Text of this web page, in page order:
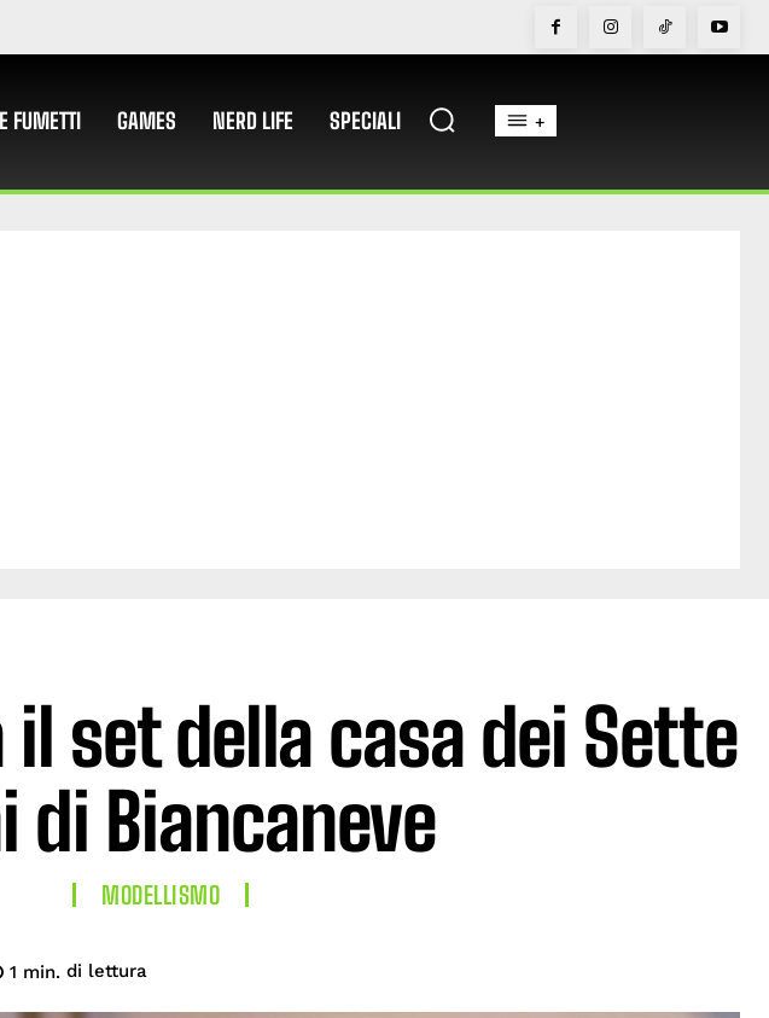
FUMETTI GAMES NERD LIFE SPECIALI +
il set della casa dei Sette
di Biancaneve
MODELLISMO
1 min. di lettura